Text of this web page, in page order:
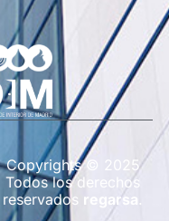
Copyrights © 2025
Todos los derechos
reservados regarsa .